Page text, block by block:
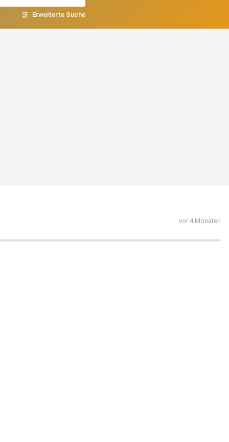
Erweiterte Suche
vor 4 Monaten